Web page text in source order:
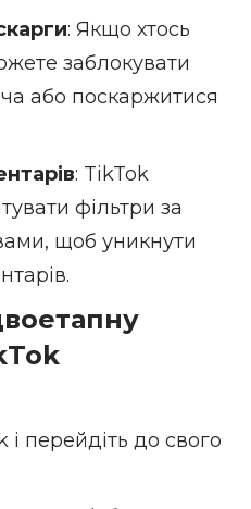
: Якщо хтось
заблокувати
або поскаржитися
: TikTok
фільтри за
щоб уникнути
і перейдіть до свого